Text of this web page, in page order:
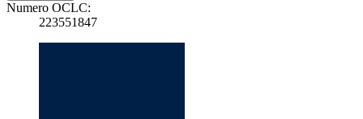
Numero OCLC:
223551847